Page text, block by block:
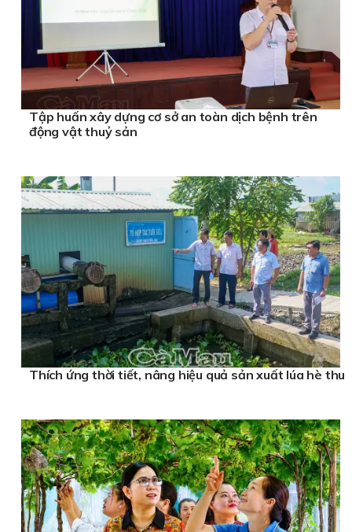
Tập huấn xây dựng cơ sở an toàn dịch bệnh trên
động vật thuỷ sản
Thích ứng thời tiết, nâng hiệu quả sản xuất lúa hè thu